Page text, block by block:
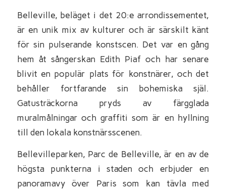
Belleville, beläget i det 20:e arrondissementet,
är en unik mix av kulturer och är särskilt känt
för sin pulserande konstscen. Det var en gång
hem åt sångerskan Edith Piaf och har senare
blivit en populär plats för konstnärer, och det
behåller fortfarande sin bohemiska själ.
Gatusträckorna pryds av färgglada
muralmålningar och graffiti som är en hyllning
till den lokala konstnärsscenen.
Bellevilleparken, Parc de Belleville, är en av de
högsta punkterna i staden och erbjuder en
panoramavy över Paris som kan tävla med